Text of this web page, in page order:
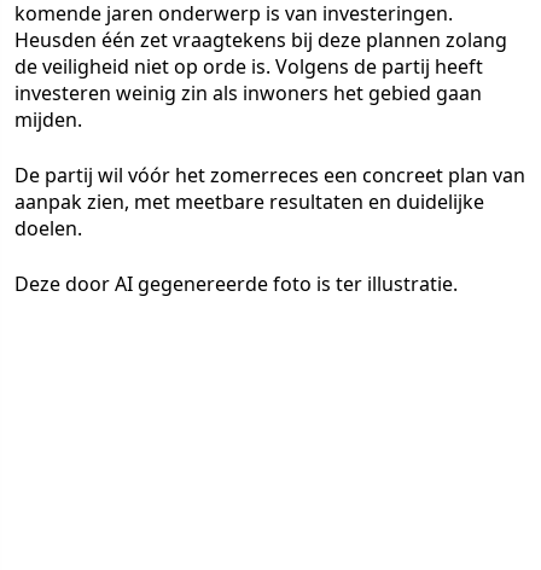
komende jaren onderwerp is van investeringen.
Heusden één zet vraagtekens bij deze plannen zolang
de veiligheid niet op orde is. Volgens de partij heeft
investeren weinig zin als inwoners het gebied gaan
mijden.
De partij wil vóór het zomerreces een concreet plan van
aanpak zien, met meetbare resultaten en duidelijke
doelen.
Deze door AI gegenereerde foto is ter illustratie.